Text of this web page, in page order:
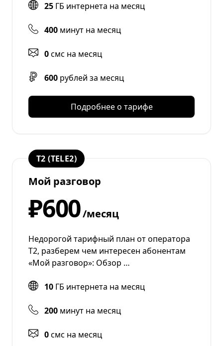
25 ГБ интернета на месяц
400 минут на месяц
0смс на месяц
600 рублей за месяц
Подробнее о тарифе
T2 (TELE2)
Мой разговор
₽600/месяц
Недорогой тарифный план от оператора
T2, разберем чем интересен абонентам
«Мой разговор»: Обзор …
10 ГБ интернета на месяц
200 минут на месяц
0смс на месяц